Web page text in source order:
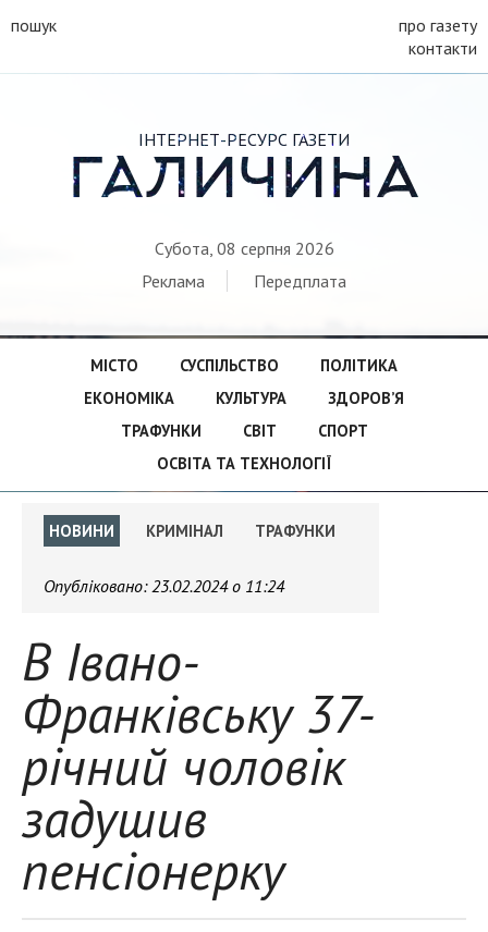
пошук
про газету
контакти
ІНТЕРНЕТ-РЕСУРС ГАЗЕТИ
ГАЛИЧИНА
Субота, 08 серпня 2026
Реклама
Передплата
МІСТО СУСПІЛЬСТВО
ПОЛІТИКА
ЕКОНОМІКА
КУЛЬТУРА
ЗДОРОВ’Я
ТРАФУНКИ
СВІТ
СПОРТ
ОСВІТА ТА ТЕХНОЛОГІЇ
НОВИНИ КРИМІНАЛ ТРАФУНКИ
Опубліковано:23.02.2024 о 11:24
В Івано-
Франківську 37-
річний чоловік
задушив
пенсіонерку